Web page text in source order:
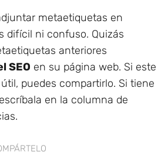
metaetiquetas en
difícil ni confuso. Quizás
anteriores
SEO en su página web. Si este
puedes compartirlo. Si tiene
en la columna de